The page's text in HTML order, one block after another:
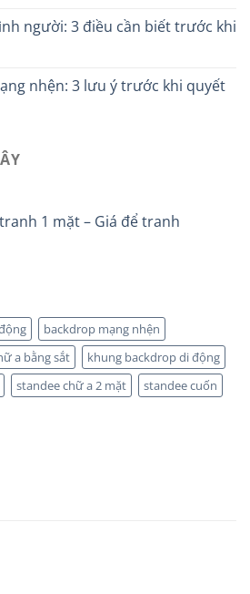
người: 3 điều cần biết trước khi
nhện: 3 lưu ý trước khi quyết
1 mặt – Giá để tranh
backdrop mạng nhện
a bằng sắt
khung backdrop di động
standee chữ a 2 mặt standee cuốn